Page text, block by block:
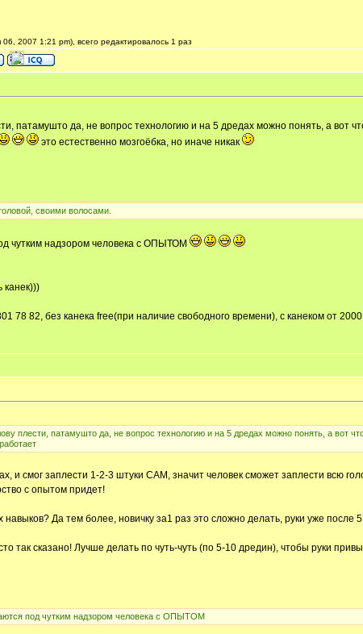
2007 1:21 pm), всего редактировалось 1 раз
патамушто да, не вопрос технологию и на 5 дредах можно понять, а
это естественно мозгоёбка, но иначе никак
своими волосами.
чутким надзором человека с ОПЫТОМ
канек)))
78 82, без канека free(при наличие свободного времени), с канеком от
плести, патамушто да, не вопрос технологию и на 5 дредах можно понять, а вот
и смог заплести 1-2-3 штуки САМ, значит человек сможет заплести всю
с опытом придет!
Да тем более, новичку за1 раз это сложно делать, руки уже после
сказано! Лучше делать по чуть-чуть (по 5-10 дредин), чтобы руки
под чутким надзором человека с ОПЫТОМ